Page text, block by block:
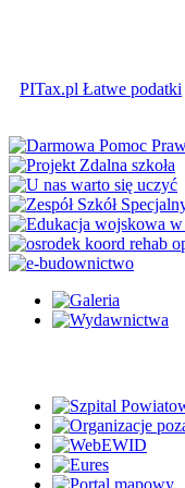
PITax.pl Łatwe podatki